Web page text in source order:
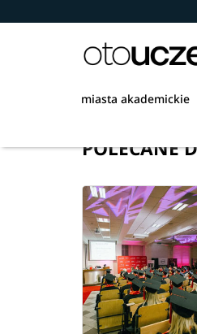
miasta akademickie
POLECANE